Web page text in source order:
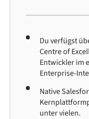
Du verfügst
Centre of
Entwickler im
Enterprise-
Native
unter vielen.